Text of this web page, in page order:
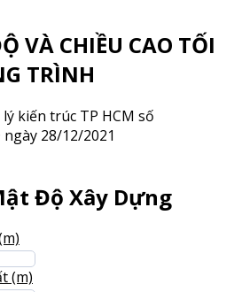
VÀ CHIỀU CAO TỐI
TRÌNH
kiến trúc TP HCM số
28/12/2021
Độ Xây Dựng
(m)